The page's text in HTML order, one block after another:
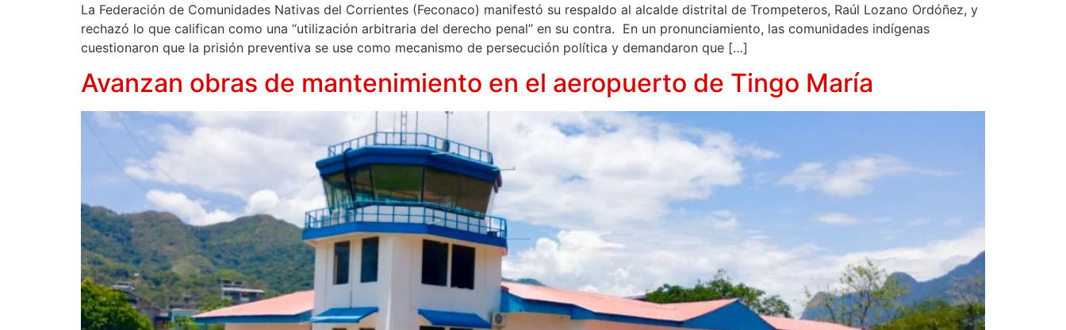
La Federación de Comunidades Nativas del Corrientes (Feconaco) manifestó su respaldo al alcalde distrital de Trompeteros, Raúl Lozano Ordóñez, y
rechazó lo que califican como una “utilización arbitraria del derecho penal” en su contra. En un pronunciamiento, las comunidades indígenas
cuestionaron que la prisión preventiva se use como mecanismo de persecución política y demandaron que […]
Avanzan obras de mantenimiento en el aeropuerto de Tingo María